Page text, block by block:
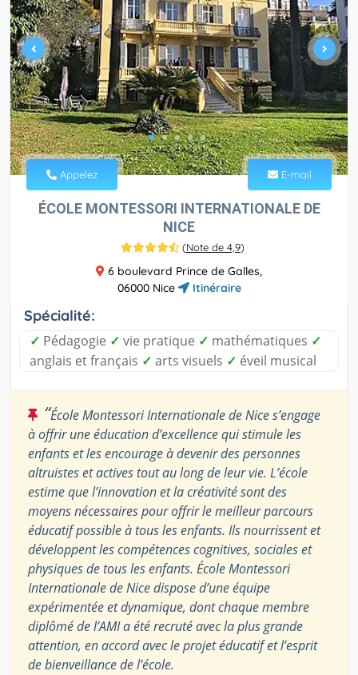
Appelez E-mail
ÉCOLE MONTESSORI INTERNATIONALE DE
NICE
(Note de 4,9)
6 boulevard Prince de Galles,
06000 Nice
Itinéraire
Spécialité:
✓ Pédagogie ✓ vie pratique ✓ mathématiques ✓
anglais et français ✓ arts visuels ✓ éveil musical
“École Montessori Internationale de Nice s’engage
à offrir une éducation d’excellence qui stimule les
enfants et les encourage à devenir des personnes
altruistes et actives tout au long de leur vie. L’école
estime que l’innovation et la créativité sont des
moyens nécessaires pour offrir le meilleur parcours
éducatif possible à tous les enfants. Ils nourrissent et
développent les compétences cognitives, sociales et
physiques de tous les enfants. École Montessori
Internationale de Nice dispose d’une équipe
expérimentée et dynamique, dont chaque membre
diplômé de l’AMI a été recruté avec la plus grande
attention, en accord avec le projet éducatif et l’esprit
de bienveillance de l’école.